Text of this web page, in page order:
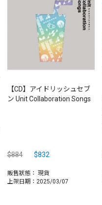
【CD】アイドリッシュセブ
ン Unit Collaboration Songs
$884 $832
販售狀態： 現貨
上架日期：2025/03/07